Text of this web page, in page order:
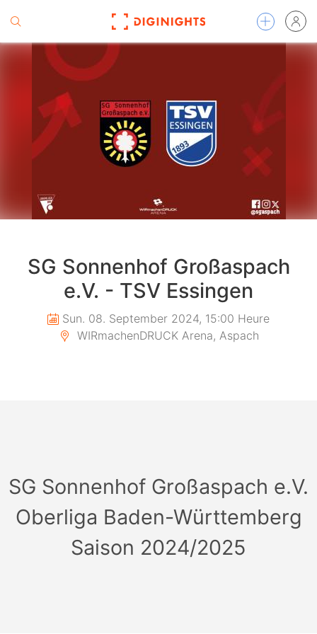
SG Sonnenhof Großaspach
e.V. - TSV Essingen
Sun. 08. September 2024, 15:00 Heure
WIRmachenDRUCK Arena, Aspach
SG Sonnenhof Großaspach e.V.
Oberliga Baden-Württemberg
Saison 2024/2025